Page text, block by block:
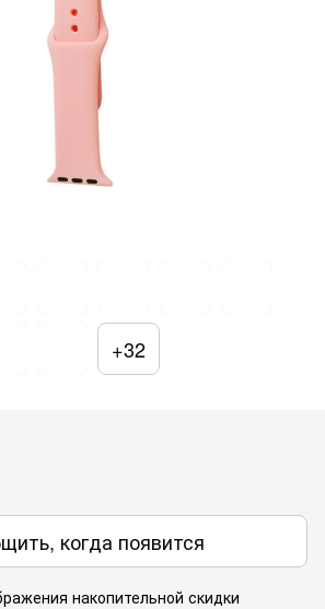
+32
когда появится
накопительной скидки